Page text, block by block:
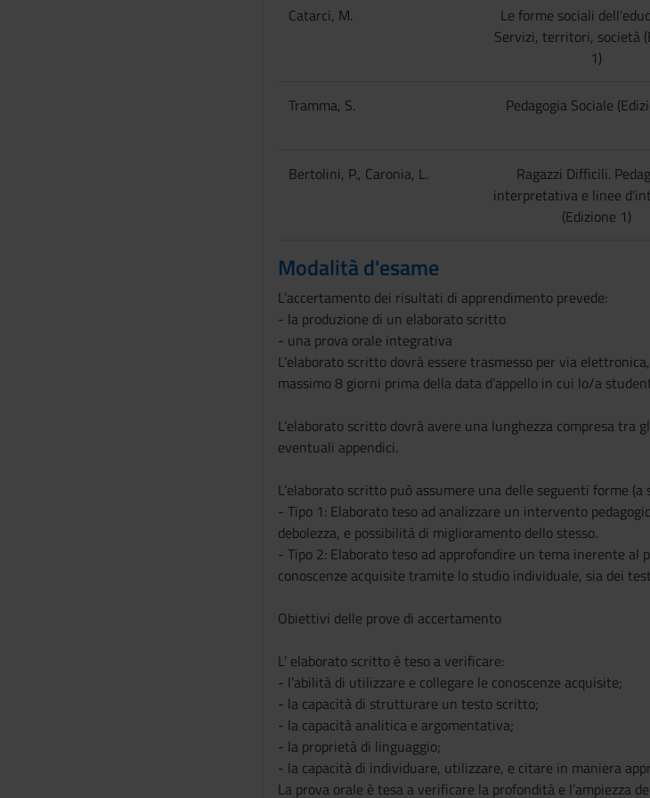
Catarci, M.
Le forme sociali
Servizi, territori, società
1)
Tramma, S. Pedagogia Sociale
Bertolini, P., Caronia, L.
Ragazzi Difficili.
interpretativa e linee
(Edizione 1)
Modalità d'esame
L’accertamento dei risultati di apprendimento prevede:
- la produzione di un elaborato scritto
- una prova orale integrativa
L’elaborato scritto dovrà essere trasmesso per via
massimo 8 giorni prima della data d’appello in cui lo/a
L’elaborato scritto dovrà avere una lunghezza compresa
eventuali appendici.
L’elaborato scritto può assumere una delle seguenti forme
- Tipo 1: Elaborato teso ad analizzare un intervento
debolezza, e possibilità di miglioramento dello stesso.
- Tipo 2: Elaborato teso ad approfondire un tema inerente
conoscenze acquisite tramite lo studio individuale, sia dei
Obiettivi delle prove di accertamento
L’ elaborato scritto è teso a verificare:
- l’abilità di utilizzare e collegare le conoscenze acquisite;
- la capacità di strutturare un testo scritto;
- la capacità analitica e argomentativa;
- la proprietà di linguaggio;
- la capacità di individuare, utilizzare, e citare in maniera
La prova orale è tesa a verificare la profondità e l’ampiezza